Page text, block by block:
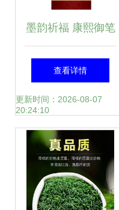
墨韵祈福 康熙御笔
与羊年祥瑞的交织
美学
查看详情
更新时间：2026-08-07
20:24:10